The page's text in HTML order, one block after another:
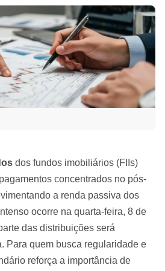
dos fundos imobiliários (FIIs)
concentrados no pós-
a renda passiva dos
ocorre na quarta-feira, 8 de
das distribuições será
Para quem busca regularidade e
reforça a importância de